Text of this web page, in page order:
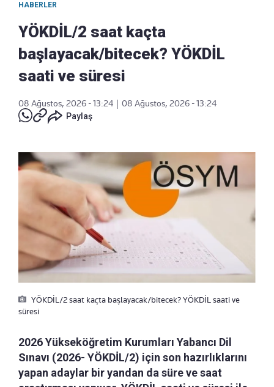
HABERLER
YÖKDİL/2 saat kaçta
başlayacak/bitecek? YÖKDİL
saati ve süresi
08 Ağustos, 2026 - 13:24
08 Ağustos, 2026 - 13:24
Paylaş
YÖKDİL/2 saat kaçta başlayacak/bitecek? YÖKDİL saati ve
süresi
2026 Yükseköğretim Kurumları Yabancı Dil
Sınavı (2026- YÖKDİL/2) için son hazırlıklarını
yapan adaylar bir yandan da süre ve saat